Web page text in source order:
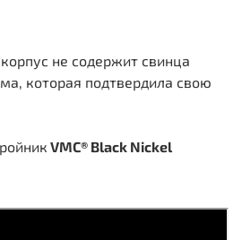
не содержит свинца
которая подтвердила свою
VMC® Black Nickel